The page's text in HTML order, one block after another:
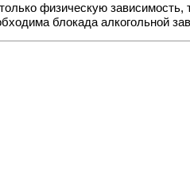
физическую
блокада алкогольной